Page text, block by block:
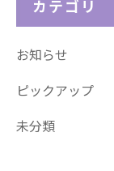
カテゴリ
お知らせ
ピックアップ
未分類